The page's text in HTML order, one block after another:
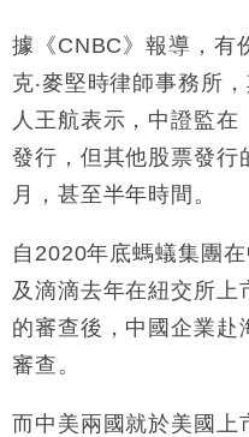
司
據《CNBC》報導，有
克‧麥堅時律師事務所
人王航表示，中證監
發行，但其他股票發行
月，甚至半年時間。
自2020年底螞蟻集團
及滴滴去年在紐交所上
的審查後，中國企業赴
審查。
而中美兩國就於美國上